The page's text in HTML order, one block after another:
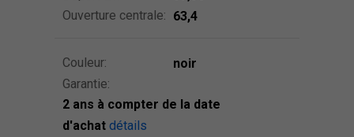
Ouverture centrale: 63,4
Couleur:
noir
Garantie:
2 ans à compter de la date
d'achat détails